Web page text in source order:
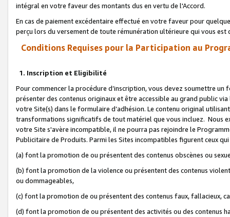
intégral en votre faveur des montants dus en vertu de l'Accord.
En cas de paiement excédentaire effectué en votre faveur pour
perçu lors du versement de toute rémunération ultérieure qui vous est
Conditions Requises pour la Participation au
1. Inscription et Eligibilité
Pour commencer la procédure d’inscription, vous devez soumettre
présenter des contenus originaux et être accessible au grand public
votre Site(s) dans le formulaire d’adhésion. Le contenu original
transformations significatifs de tout matériel que vous incluez. Nous
votre Site s'avère incompatible, il ne pourra pas rejoindre le
Publicitaire de Produits. Parmi les Sites incompatibles figurent ceux
(a) font la promotion de ou présentent des contenus obscènes ou
(b) font la promotion de la violence ou présentent des contenus
ou dommageables,
(c) font la promotion de ou présentent des contenus faux, fallacieux,
(d) font la promotion de ou présentent des activités ou des contenus